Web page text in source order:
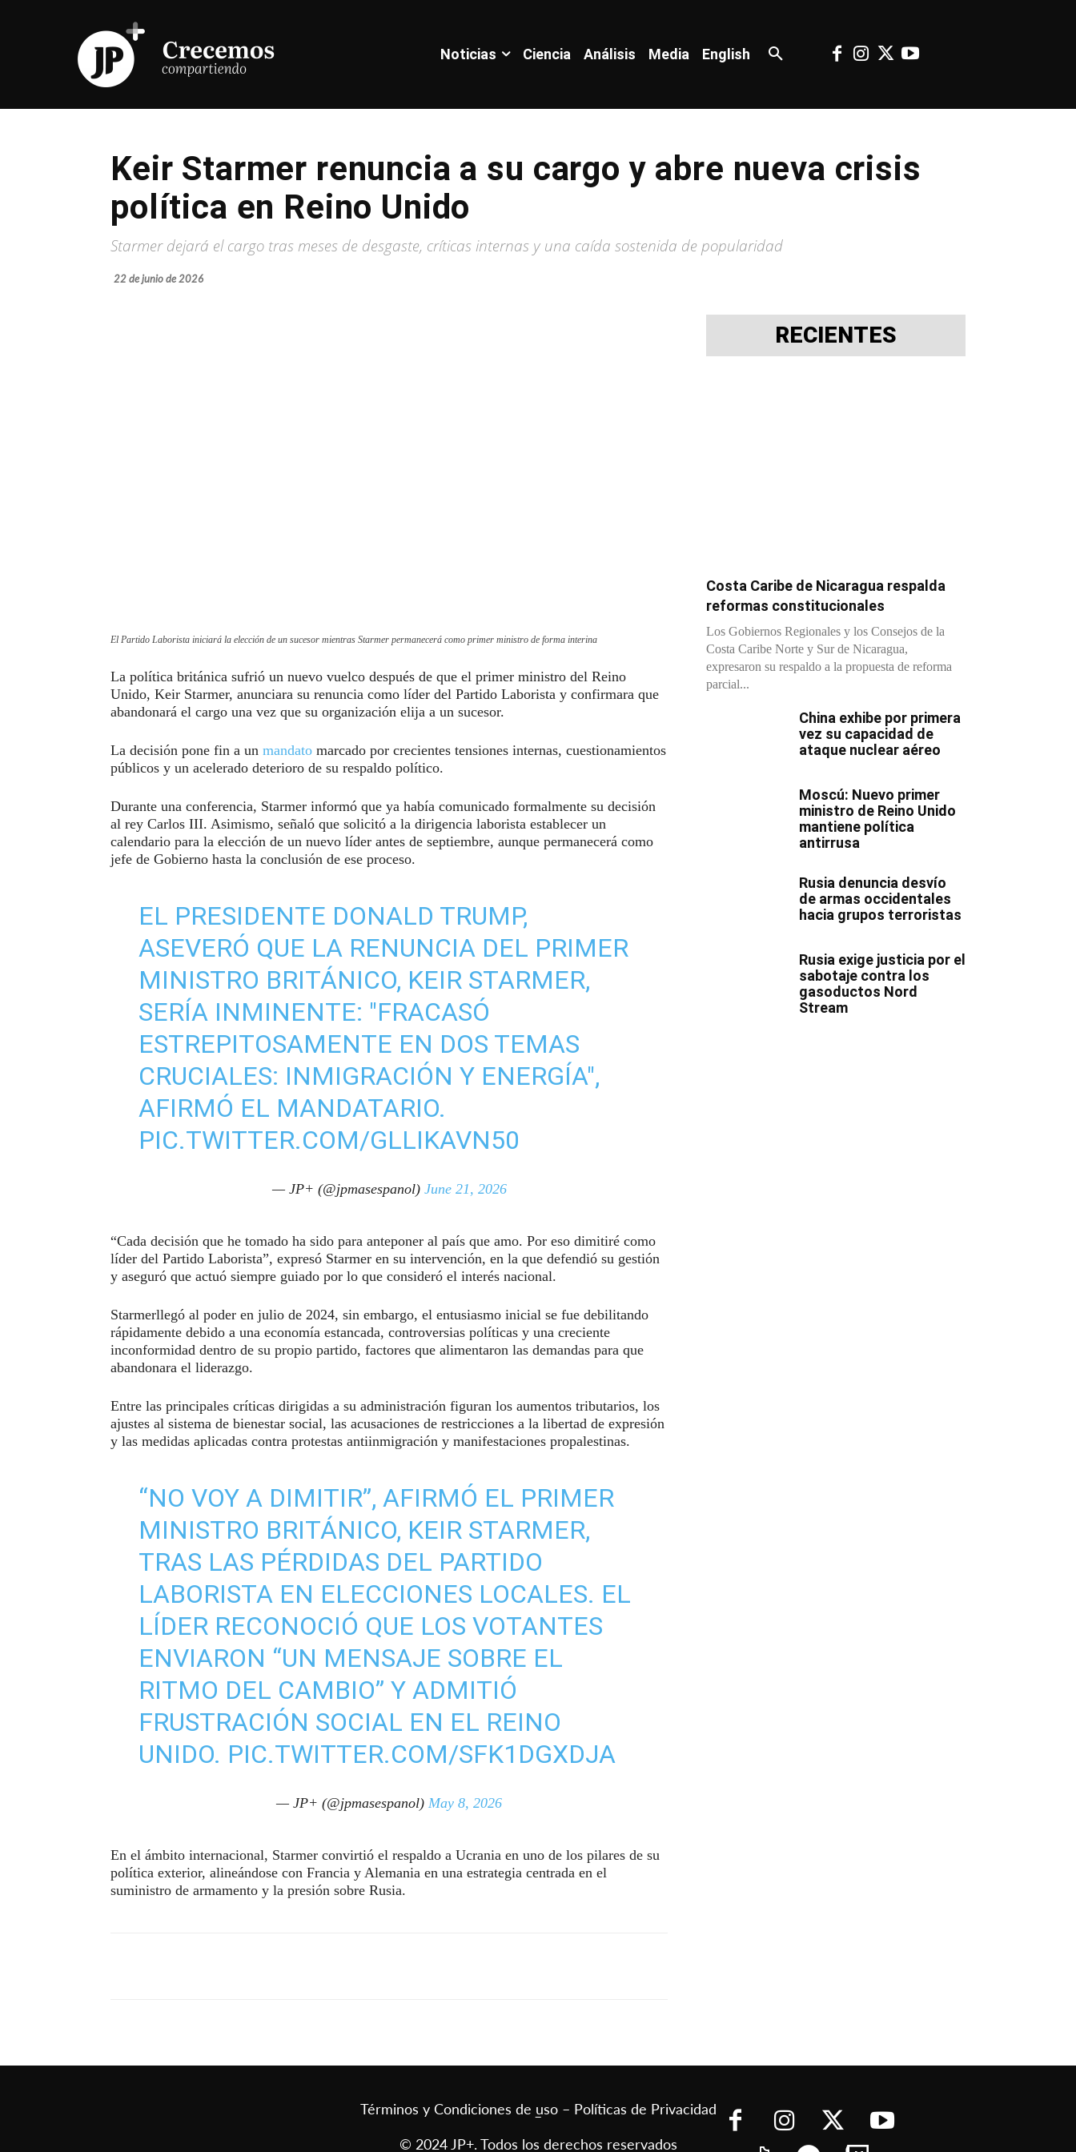
Noticias Ciencia Análisis Media English
Keir Starmer renuncia a su cargo y abre nueva crisis
política en Reino Unido
Starmer dejará el cargo tras meses de desgaste, críticas internas y una caída sostenida de popularidad
22 de junio de 2026
El Partido Laborista iniciará la elección de un sucesor mientras Starmer permanecerá como primer ministro de forma interina
La política británica sufrió un nuevo vuelco después de que el primer ministro del Reino
Unido, Keir Starmer, anunciara su renuncia como líder del Partido Laborista y confirmara que
abandonará el cargo una vez que su organización elija a un sucesor.
La decisión pone fin a un mandato marcado por crecientes tensiones internas, cuestionamientos
públicos y un acelerado deterioro de su respaldo político.
Durante una conferencia, Starmer informó que ya había comunicado formalmente su decisión
al rey Carlos III. Asimismo, señaló que solicitó a la dirigencia laborista establecer un
calendario para la elección de un nuevo líder antes de septiembre, aunque permanecerá como
jefe de Gobierno hasta la conclusión de ese proceso.
EL PRESIDENTE DONALD TRUMP,
ASEVERÓ QUE LA RENUNCIA DEL PRIMER
MINISTRO BRITÁNICO, KEIR STARMER,
SERÍA INMINENTE: "FRACASÓ
ESTREPITOSAMENTE EN DOS TEMAS
CRUCIALES: INMIGRACIÓN Y ENERGÍA",
AFIRMÓ EL MANDATARIO.
PIC.TWITTER.COM/GLLIKAVN50
— JP+ (@jpmasespanol) June 21, 2026
“Cada decisión que he tomado ha sido para anteponer al país que amo. Por eso dimitiré como
líder del Partido Laborista”, expresó Starmer en su intervención, en la que defendió su gestión
y aseguró que actuó siempre guiado por lo que consideró el interés nacional.
Starmerllegó al poder en julio de 2024, sin embargo, el entusiasmo inicial se fue debilitando
rápidamente debido a una economía estancada, controversias políticas y una creciente
inconformidad dentro de su propio partido, factores que alimentaron las demandas para que
abandonara el liderazgo.
Entre las principales críticas dirigidas a su administración figuran los aumentos tributarios, los
ajustes al sistema de bienestar social, las acusaciones de restricciones a la libertad de expresión
y las medidas aplicadas contra protestas antiinmigración y manifestaciones propalestinas.
“NO VOY A DIMITIR”, AFIRMÓ EL PRIMER
MINISTRO BRITÁNICO, KEIR STARMER,
TRAS LAS PÉRDIDAS DEL PARTIDO
LABORISTA EN ELECCIONES LOCALES. EL
LÍDER RECONOCIÓ QUE LOS VOTANTES
ENVIARON “UN MENSAJE SOBRE EL
RITMO DEL CAMBIO” Y ADMITIÓ
FRUSTRACIÓN SOCIAL EN EL REINO
UNIDO. PIC.TWITTER.COM/SFK1DGXDJA
— JP+ (@jpmasespanol) May 8, 2026
En el ámbito internacional, Starmer convirtió el respaldo a Ucrania en uno de los pilares de su
política exterior, alineándose con Francia y Alemania en una estrategia centrada en el
suministro de armamento y la presión sobre Rusia.
RECIENTES
Costa Caribe de Nicaragua respalda
reformas constitucionales
Los Gobiernos Regionales y los Consejos de la
Costa Caribe Norte y Sur de Nicaragua,
expresaron su respaldo a la propuesta de reforma
parcial...
China exhibe por primera
vez su capacidad de
ataque nuclear aéreo
Moscú: Nuevo primer
ministro de Reino Unido
mantiene política
antirrusa
Rusia denuncia desvío
de armas occidentales
hacia grupos terroristas
Rusia exige justicia por el
sabotaje contra los
gasoductos Nord
Stream
Términos y Condiciones de uso – Políticas de Privacidad
–
© 2024 JP+. Todos los derechos reservados